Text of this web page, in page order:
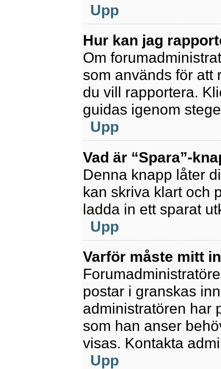
Upp
Hur kan jag
Om
som används för att
du vill rapportera.
guidas igenom
Upp
Vad är “Spara”-
Denna knapp låter
kan skriva klart och
ladda in ett sparat
Upp
Varför måste mitt
postar i granskas
administratören har
som han anser
visas. Kontakta
Upp